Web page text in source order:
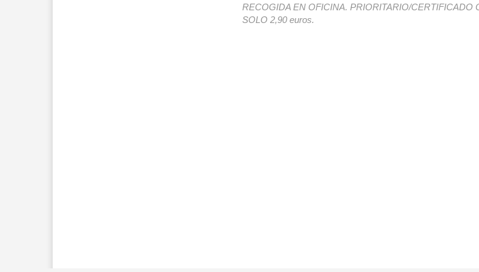
RECOGIDA EN OFICINA. PRIORITARIO/CERTIFICADO
SOLO 2,90 euros.